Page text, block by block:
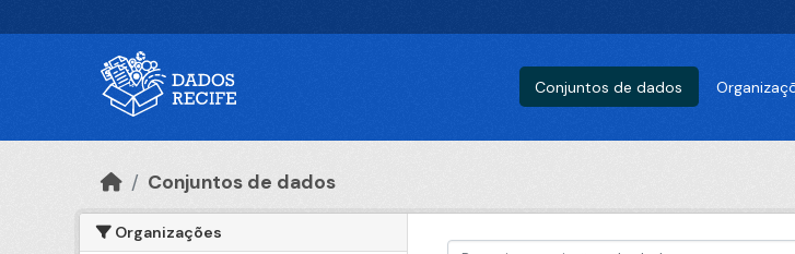
Conjuntos de dados
Conjuntos de dados
Organizações